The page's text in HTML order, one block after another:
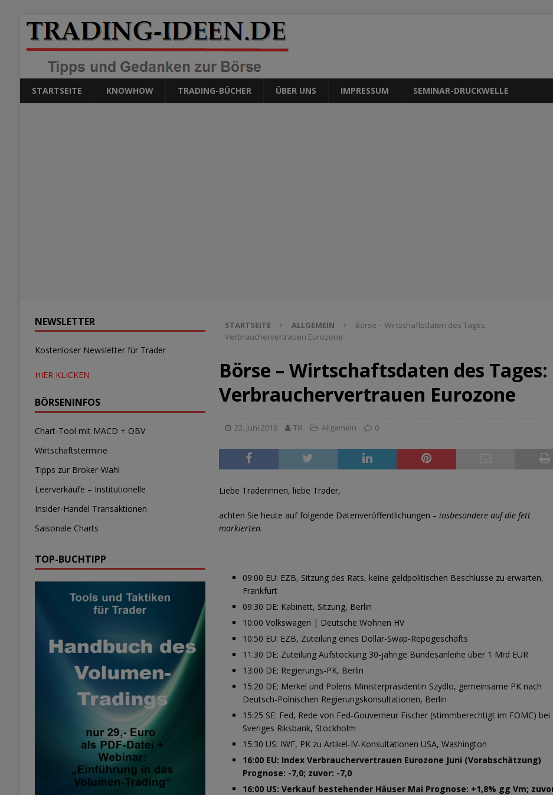
STARTSEITE KNOWHOW TRADING-BÜCHER ÜBER UNS IMPRESSUM SEMINAR-DRUCKWELLE
STARTSEITE ALLGEMEIN
Börse – Wirtschaftsdaten des Tages:
Verbrauchervertrauen Eurozone
Börse – Wirtschaftsdaten des Tages:
Verbrauchervertrauen Eurozone
22. Juni 2016 Till Allgemein 0
Liebe Traderinnen, liebe Trader,
achten Sie heute auf folgende Datenveröffentlichungen– insbesondere auf die fett
markierten.
09:00 EU: EZB, Sitzung des Rats, keine geldpolitischen Beschlüsse zu erwarten,
Frankfurt
09:30 DE: Kabinett, Sitzung, Berlin
10:00 Volkswagen | Deutsche Wohnen HV
10:50 EU: EZB, Zuteilung eines Dollar-Swap-Repogeschäfts
11:30 DE: Zuteilung Aufstockung 30-jährige Bundesanleihe über 1 Mrd EUR
13:00 DE: Regierungs-PK, Berlin
15:20 DE: Merkel und Polens Ministerpräsidentin Szydlo, gemeinsame PK nach
Deutsch-Polnischen Regierungskonsultationen, Berlin
15:25 SE: Fed, Rede von Fed-Gouverneur Fischer (stimmberechtigt im FOMC) bei
Sveriges Riksbank, Stockholm
15:30 US: IWF, PK zu Artikel-IV-Konsultationen USA, Washington
16:00 EU: Index Verbrauchervertrauen Eurozone Juni (Vorabschätzung)
Prognose: -7,0; zuvor: -7,0
16:00 US: Verkauf bestehender Häuser Mai Prognose: +1,8% gg Vm;
NEWSLETTER
Kostenloser Newsletter für Trader
HIER KLICKEN
BÖRSENINFOS
Chart-Tool mit MACD + OBV
Wirtschaftstermine
Tipps zur Broker-Wahl
Leerverkäufe – Institutionelle
Insider-Handel Transaktionen
Saisonale Charts
TOP-BUCHTIPP